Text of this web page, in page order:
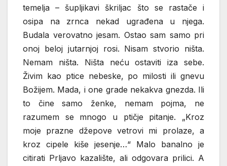
temelja – šupljikavi škriljac što se rastače i
osipa na zrnca nekad ugrađena u njega.
Budala verovatno jesam. Ostao sam samo pri
onoj beloj jutarnjoj rosi. Nisam stvorio ništa.
Nemam ništa. Ništa neću ostaviti iza sebe.
Živim kao ptice nebeske, po milosti ili gnevu
Božijem. Mada, i one grade nekakva gnezda. Ili
to čine samo ženke, nemam pojma, ne
razumem se mnogo u ptičje pitanje. „Kroz
moje prazne džepove vetrovi mi prolaze, a
kroz cipele kiše jesenje…“ Malo banalno je
citirati Prljavo kazalište, ali odgovara prilici. A